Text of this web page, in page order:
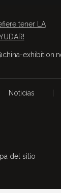
tener LA
Noticias
del sitio